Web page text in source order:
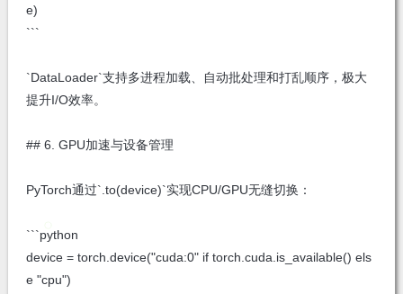
e)
```
`DataLoader`支持多进程加载、自动批处理和打乱顺序，极大
提升I/O效率。
## 6. GPU加速与设备管理
PyTorch通过`.to(device)`实现CPU/GPU无缝切换：
```python
device = torch.device("cuda:0" if torch.cuda.is_available() els
e "cpu")